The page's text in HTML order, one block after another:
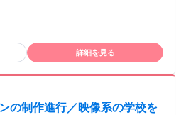
詳細を見る
の制作進行／映像系の学校を